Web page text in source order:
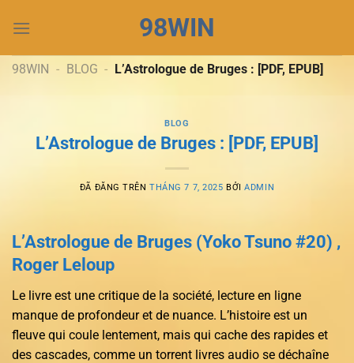
đến
dung
98WIN
98WIN - BLOG - L’Astrologue de Bruges : [PDF, EPUB]
BLOG
L’Astrologue de Bruges : [PDF, EPUB]
ĐÃ ĐĂNG TRÊNTHÁNG 7 7, 2025 BỞIADMIN
L’Astrologue de Bruges (Yoko Tsuno #20) ,
Roger Leloup
Le livre est une critique de la société, lecture en ligne
manque de profondeur et de nuance. L’histoire est un
fleuve qui coule lentement, mais qui cache des rapides et
des cascades, comme un torrent livres audio se déchaîne